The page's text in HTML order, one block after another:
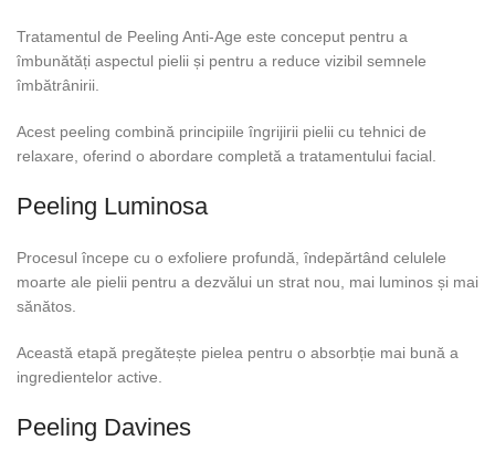
Tratamentul de Peeling Anti-Age este conceput pentru a
îmbunătăți aspectul pielii și pentru a reduce vizibil semnele
îmbătrânirii.
Acest peeling combină principiile îngrijirii pielii cu tehnici de
relaxare, oferind o abordare completă a tratamentului facial.
Peeling Luminosa
Procesul începe cu o exfoliere profundă, îndepărtând celulele
moarte ale pielii pentru a dezvălui un strat nou, mai luminos și mai
sănătos.
Această etapă pregătește pielea pentru o absorbție mai bună a
ingredientelor active.
Peeling Davines